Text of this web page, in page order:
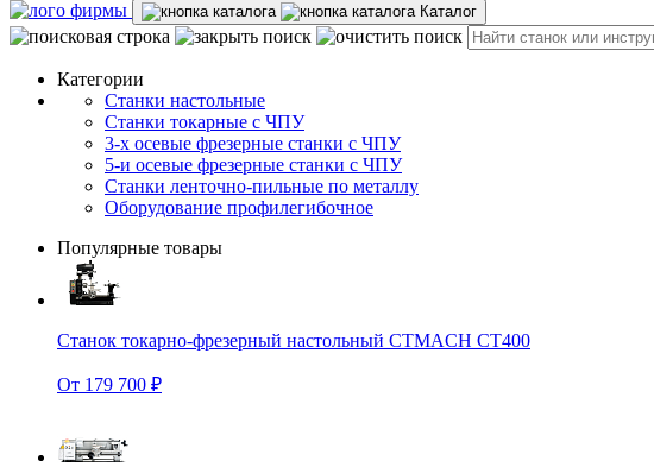
Каталог
Категории
Станки настольные
Станки токарные с ЧПУ
3-х осевые фрезерные станки с ЧПУ
5-и осевые фрезерные станки с ЧПУ
Станки ленточно-пильные по металлу
Оборудование профилегибочное
Популярные товары
Станок токарно-фрезерный настольный CTMACH CT400
От 179 700 ₽